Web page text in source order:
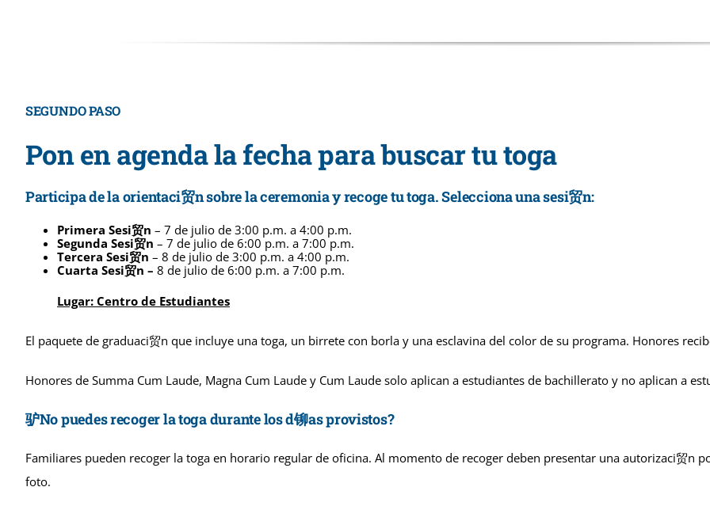
SEGUNDO PASO
Pon en agenda la fecha para buscar tu toga
Participa de la orientaci贸n sobre la ceremonia y recoge tu toga. Selecciona una sesi贸n:
Primera Sesi贸n – 7 de julio de 3:00 p.m. a 4:00 p.m.
Segunda Sesi贸n – 7 de julio de 6:00 p.m. a 7:00 p.m.
Tercera Sesi贸n – 8 de julio de 3:00 p.m. a 4:00 p.m.
Cuarta Sesi贸n – 8 de julio de 6:00 p.m. a 7:00 p.m.
Lugar: Centro de Estudiantes
El paquete de graduaci贸n que incluye una toga, un birrete con borla y una esclavina del color de su programa. Honores
Honores de Summa Cum Laude, Magna Cum Laude y Cum Laude solo aplican a estudiantes de bachillerato y no aplican a
驴No puedes recoger la toga durante los d铆as provistos?
Familiares pueden recoger la toga en horario regular de oficina. Al momento de recoger deben presentar una autorizaci贸n
foto.